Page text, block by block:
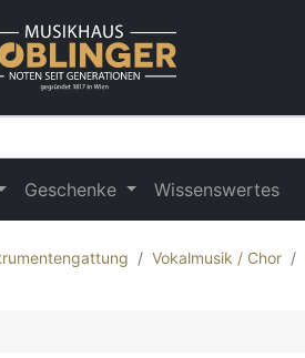
Geschenke Wissenswertes
Vokalmusik / Chor